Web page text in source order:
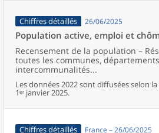
Chiffres détaillés 26/06/2025
Population active, emploi et
Recensement de la population –
toutes les communes,
intercommunalités...
Les données 2022 sont diffusées selon
1ᵉʳ janvier 2025.
Chiffres détaillés France – 26/06/2025